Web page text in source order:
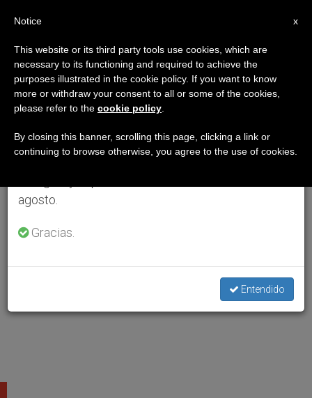
×
Aviso importante
Del 27 de julio al 7 de agosto haremos la pausa
anual, aprovechando que en el periodo de verano
se generan menos informaciones y también el
agosto.
Gracias.
Entendido
x
Notice
This website or its third party tools use cookies, which are
necessary to its functioning and required to achieve the
purposes illustrated in the cookie policy. If you want to know
more or withdraw your consent to all or some of the cookies,
please refer to the cookie policy
By closing this banner, scrolling this page, clicking a link or
continuing to browse otherwise, you agree to the use of cookies.